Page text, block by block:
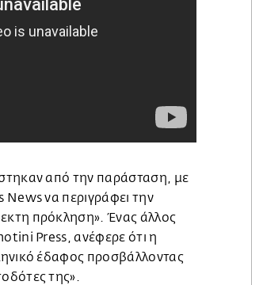
από την παράσταση, με
News να περιγράφει την
πρόκληση». Ένας άλλος
Press, ανέφερε ότι η
έδαφος προσβάλλοντας
της».